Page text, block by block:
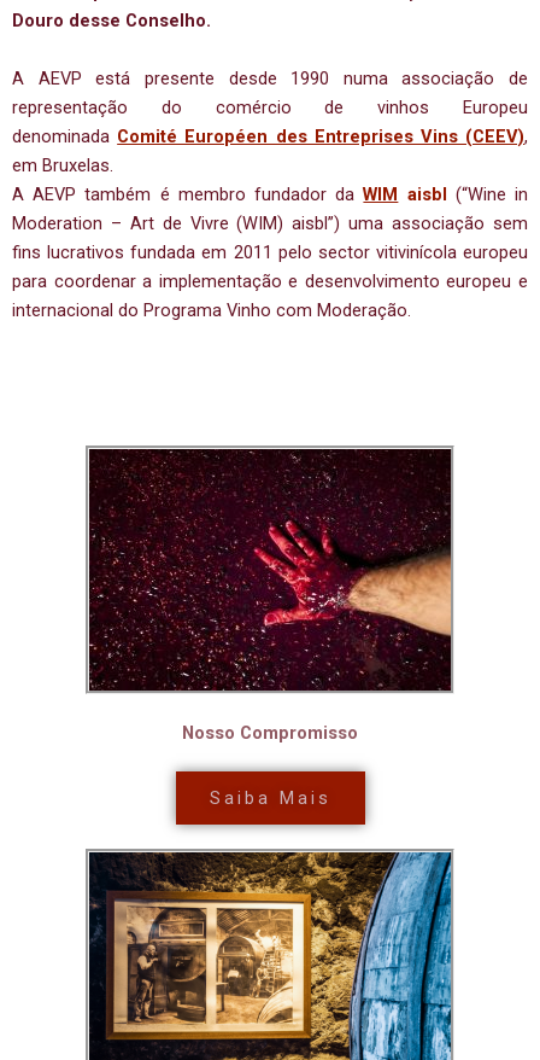
Douro desse Conselho.
A AEVP está presente desde 1990 numa associação de
representação do comércio de vinhos Europeu
denominada Comité Européen des Entreprises Vins (CEEV),
em Bruxelas.
A AEVP também é membro fundador daWIM aisbl (“Wine in
Moderation – Art de Vivre (WIM) aisbl”) uma associação sem
fins lucrativos fundada em 2011 pelo sector vitivinícola europeu
para coordenar a implementação e desenvolvimento europeu e
internacional do Programa Vinho com Moderação.
Nosso Compromisso
Saiba Mais